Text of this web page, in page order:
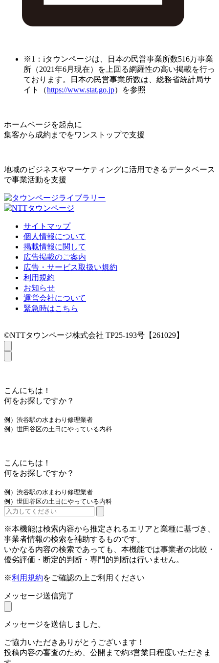
※1：iタウンページは、日本の民営事業所数516万事業
所（2021年6月現在）を上回る網羅性の高い掲載を行っ
ております。日本の民営事業所数は、総務省統計局サ
イト（https://www.stat.go.jp）を参照
ホームページを起点に
集客から成約までをワンストップで支援
地域のビジネスやマーケティングに活用できるデータベース
で事業活動を支援
サイトマップ
個人情報について
掲載情報に関して
広告掲載のご案内
広告・サービス取扱い規約
利用規約
お知らせ
運営会社について
緊急時はこちら
©NTTタウンページ株式会社 TP25-193号【261029】
こんにちは！
何をお探しですか？
例）渋谷駅の水まわり修理業者
例）世田谷区の土日にやっている内科
こんにちは！
何をお探しですか？
例）渋谷駅の水まわり修理業者
例）世田谷区の土日にやっている内科
※本機能は検索内容から推定されるエリアと業種に基づき、
事業者情報の検索を補助するものです。
いかなる内容の検索であっても、本機能では事業者の比較・
優劣評価・断定的判断・専門的判断は行いません。
※利用規約をご確認の上ご利用ください
メッセージ送信完了
メッセージを送信しました。
ご協力いただきありがとうございます！
投稿内容の審査のため、公開まで約3営業日程度いただきま